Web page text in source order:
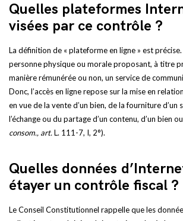
Quelles plateformes
visées par ce contrôle ?
La définition de « plateforme en ligne » est
personne physique ou morale proposant, à titre
manière rémunérée ou non, un service de
Donc, l’accès en ligne repose sur la mise en
en vue de la vente d’un bien, de la fourniture d’un
l’échange ou du partage d’un contenu, d’un bien
consom., art.L. 111-7, I, 2°).
Quelles données
étayer un contrôle fiscal ?
Le Conseil Constitutionnel rappelle que les